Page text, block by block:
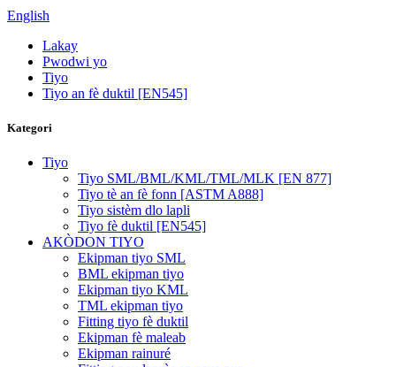
English
Lakay
Pwodwi yo
Tiyo
Tiyo an fè duktil [EN545]
Kategori
Tiyo
Tiyo SML/BML/KML/TML/MLK [EN 877]
Tiyo tè an fè fonn [ASTM A888]
Tiyo sistèm dlo lapli
Tiyo fè duktil [EN545]
AKÒDON TIYO
Ekipman tiyo SML
BML ekipman tiyo
Ekipman tiyo KML
TML ekipman tiyo
Fitting tiyo fè duktil
Ekipman fè maleab
Ekipman rainuré